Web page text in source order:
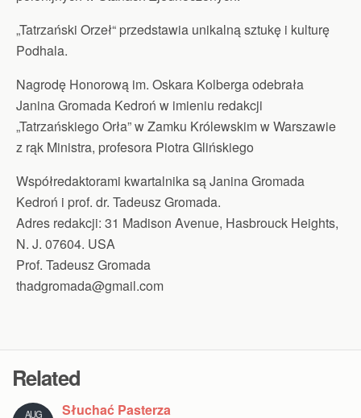
„Tatrzański Orzeł“ przedstawia unikalną sztukę i kulturę
Podhala.
Nagrodę Honorową im. Oskara Kolberga odebrała
Janina Gromada Kedroń w imieniu redakcji
„Tatrzańskiego Orła” w Zamku Królewskim w Warszawie
z rąk Ministra, profesora Piotra Glińskiego
Współredaktorami kwartalnika są Janina Gromada
Kedroń i prof. dr. Tadeusz Gromada.
Adres redakcji: 31 Madison Avenue, Hasbrouck Heights,
N. J. 07604. USA
Prof. Tadeusz Gromada
thadgromada@gmail.com
Related
AUG Słuchać Pasterza